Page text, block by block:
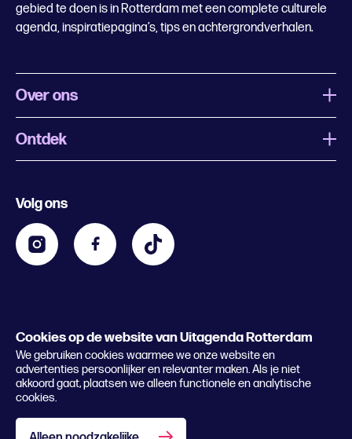
Cookies op de website van Uitagenda Rotterdam
We gebruiken cookies waarmee we onze website en
advertenties persoonlijker en relevanter maken. Als je niet
akkoord gaat, plaatsen we alleen functionele en analytische
cookies.
gebied te doen is in Rotterdam met een complete culturele
agenda, inspiratiepagina’s, tips en achtergrondverhalen.
Over ons
Wat is Uitagenda Rotterdam
Contact
Zakelijk
Lees het magazine
Ontdek
Kids
Volg ons
© 2026 Rotterdam Festivals